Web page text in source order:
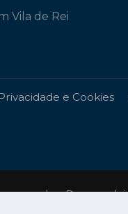
Vila de Rei
e Cookies